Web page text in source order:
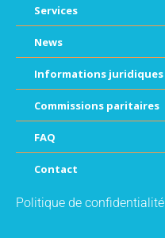
Services
News
Informations juridiques
Commissions paritaires
FAQ
Contact
Politique de confidentialité